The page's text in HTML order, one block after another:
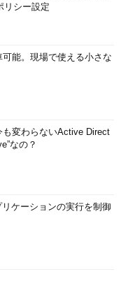
リシー設定
能。現場で使える小さな
変わらないActive Direct
なの？
ケーションの実行を制御